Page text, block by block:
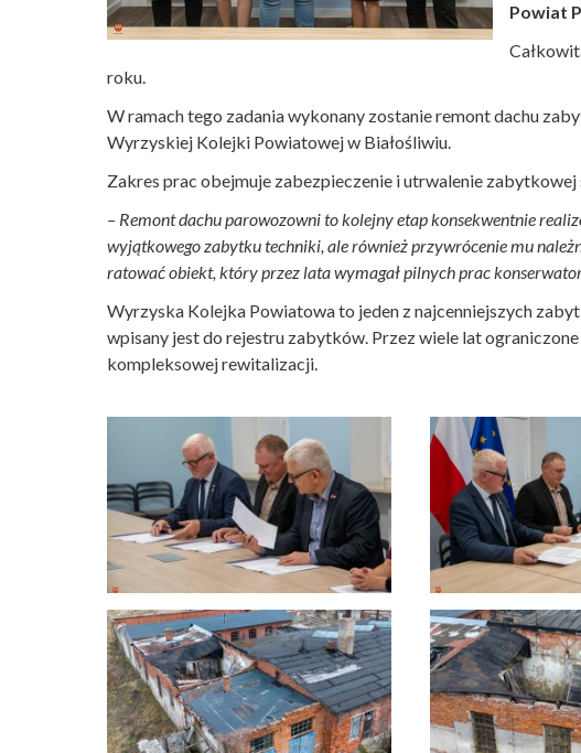
Powiat
roku.
W ramach tego zadania wykonany zostanie remont dachu
Wyrzyskiej Kolejki Powiatowej w Białośliwiu.
Zakres prac obejmuje zabezpieczenie i utrwalenie
– Remont dachu parowozowni to kolejny etap konsekwentnie
wyjątkowego zabytku techniki, ale również przywrócenie mu
ratować obiekt, który przez lata wymagał pilnych prac
Wyrzyska Kolejka Powiatowa to jeden z najcenniejszych
wpisany jest do rejestru zabytków. Przez wiele lat
kompleksowej rewitalizacji.